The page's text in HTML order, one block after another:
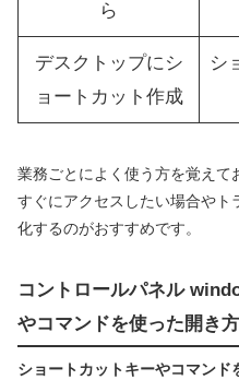
ら
デスクトップにシ
ョートカット作成
シ
業務ごとによく使う方を覚えて
すぐにアクセスしたい場合やト
化するのがおすすめです。
コントロールパネル
やコマンドを使った開き方
ショートカットキーやコマンド